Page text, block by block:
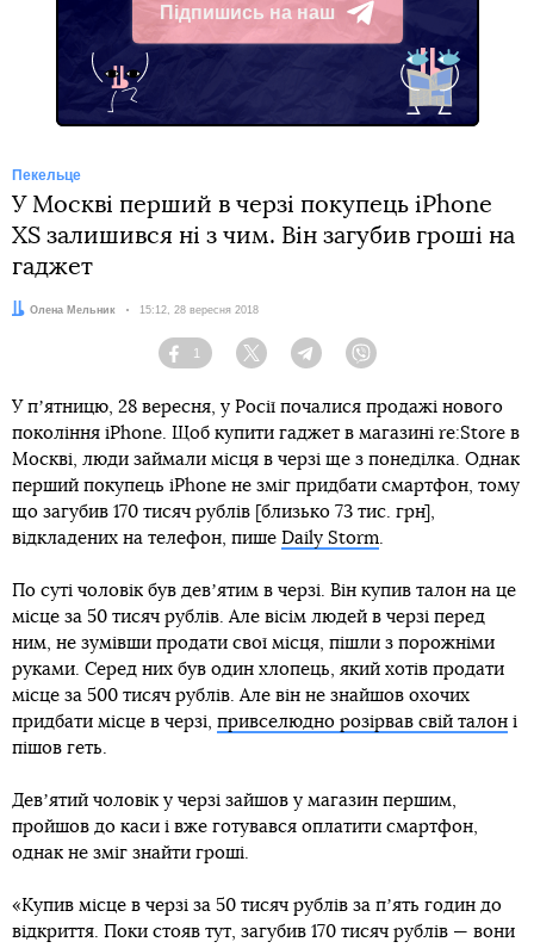
Підпишись на наш
Telegram
Пекельце
У Москві перший в черзі покупець iPhone
XS залишився ні з чим. Він загубив гроші на
гаджет
Автор:
Олена Мельник Дата:
15:12, 28 вересня 2018
Facebook
1
Twitter TelegramViber
У пʼятницю, 28 вересня, у Росії почалися продажі нового
покоління iPhone. Щоб купити гаджет в магазині re:Store в
Москві, люди займали місця в черзі ще з понеділка. Однак
перший покупець iPhone не зміг придбати смартфон, тому
що загубив 170 тисяч рублів [близько 73 тис. грн],
відкладених на телефон, пише Daily Storm.
По суті чоловік був девʼятим в черзі. Він купив талон на це
місце за 50 тисяч рублів. Але вісім людей в черзі перед
ним, не зумівши продати свої місця, пішли з порожніми
руками. Серед них був один хлопець, який хотів продати
місце за 500 тисяч рублів. Але він не знайшов охочих
придбати місце в черзі, привселюдно розірвав свій талон і
пішов геть.
Девʼятий чоловік у черзі зайшов у магазин першим,
пройшов до каси і вже готувався оплатити смартфон,
однак не зміг знайти гроші.
«Купив місце в черзі за 50 тисяч рублів за пʼять годин до
відкриття. Поки стояв тут, загубив 170 тисяч рублів — вони